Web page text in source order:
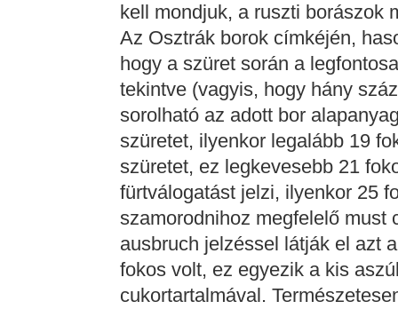
kell mondjuk, a ruszti borászok
Az Osztrák borok címkéjén,
hogy a szüret során a
tekintve (vagyis, hogy hány
sorolható az adott bor
szüretet, ilyenkor legalább 19
szüretet, ez legkevesebb 21
fürtválogatást jelzi, ilyenkor 25
szamorodnihoz megfelelő must
ausbruch jelzéssel látják el azt
fokos volt, ez egyezik a kis
cukortartalmával.